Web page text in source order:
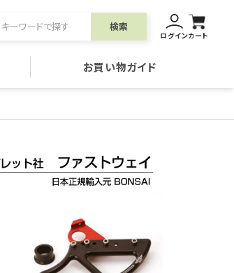
検索
ログインカート
お買い物ガイド